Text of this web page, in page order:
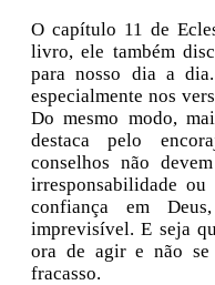
O capítulo 11 de
livro, ele também
para nosso dia a
especialmente nos
Do mesmo modo,
destaca pelo
conselhos não
irresponsabilidade
confiança em
imprevisível. E seja
ora de agir e não se
fracasso.